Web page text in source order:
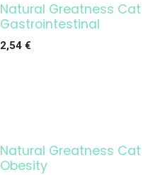
Natural Greatness Cat
Gastrointestinal
2,54€
Natural Greatness Cat
Obesity